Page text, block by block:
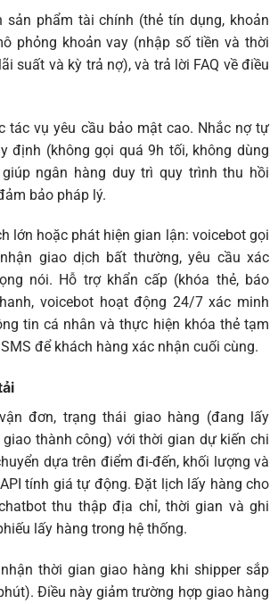
sản phẩm tài chính (thẻ tín dụng, khoản
phỏng khoản vay (nhập số tiền và thời
suất và kỳ trả nợ), và trả lời FAQ về điều
tác vụ yêu cầu bảo mật cao. Nhắc nợ tự
định (không gọi quá 9h tối, không dùng
ngân hàng duy trì quy trình thu hồi
bảo pháp lý.
lớn hoặc phát hiện gian lận: voicebot gọi
giao dịch bất thường, yêu cầu xác
nói. Hỗ trợ khẩn cấp (khóa thẻ, báo
voicebot hoạt động 24/7 xác minh
tin cá nhân và thực hiện khóa thẻ tạm
để khách hàng xác nhận cuối cùng.
đơn, trạng thái giao hàng (đang lấy
giao thành công) với thời gian dự kiến chi
dựa trên điểm đi-đến, khối lượng và
tính giá tự động. Đặt lịch lấy hàng cho
thu thập địa chỉ, thời gian và ghi
lấy hàng trong hệ thống.
thời gian giao hàng khi shipper sắp
Điều này giảm trường hợp giao hàng